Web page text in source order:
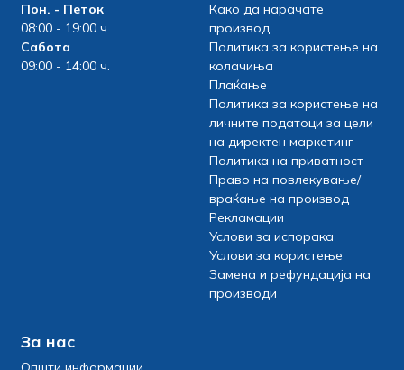
Пон. - Петок
08:00 - 19:00 ч.
Сабота
09:00 - 14:00 ч.
Како да нарачате
производ
Политика за користење на
колачиња
Плаќање
Политика за користење на
личните податоци за цели
на директен маркетинг
Политика на приватност
Право на повлекување/
враќање на производ
Рекламации
Услови за испорака
Услови за користење
Замена и рефундација на
производи
За нас